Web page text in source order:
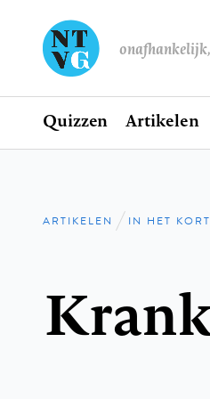
Hoofdnavigatie
Home
Quizzen Artikelen
Kruimelpad
ARTIKELEN IN HET KORT